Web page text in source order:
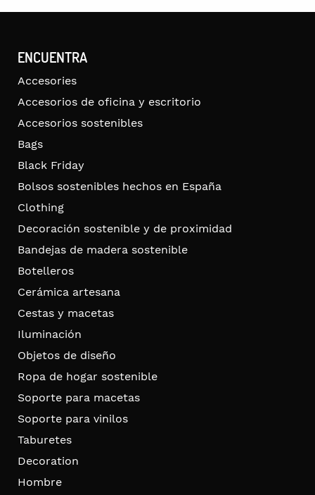
ENCUENTRA
Accesories
Accesorios de oficina y escritorio
Accesorios sostenibles
Bags
Black Friday
Bolsos sostenibles hechos en España
Clothing
Decoración sostenible y de proximidad
Bandejas de madera sostenible
Botelleros
Cerámica artesana
Cestas y macetas
Iluminación
Objetos de diseño
Ropa de hogar sostenible
Soporte para macetas
Soporte para vinilos
Taburetes
Decoration
Hombre